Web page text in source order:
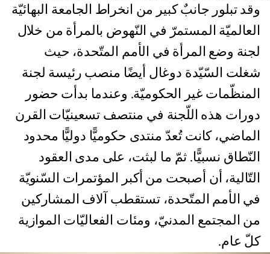
وقد تبلور جانبٌ كبير من انخراط الجامعة البهائيّة
العالميّة المستمرّ في النّهوض بالمرأة من خلال
لجنة وضع المرأة في الأمم المتّحدة، حيث
شغلت السّيّدة دوغال أيضًا منصب رئيسة لجنة
المنظّمات غير الحكوميّة. وعندما بدأت حضور
دورات هذه اللّجنة في منتصف تسعينيّات القرن
الماضي، كانت تُعدّ منتدى حكوميًّا دوليًّا محدود
النّطاق نسبيًّا. ثمّ ما لبثت، على مدى العقود
التّالية، أن أصبحت من أكبر المؤتمرات السّنويّة
في الأمم المتّحدة، تستقطب آلاف المشاركين
من المجتمع المدنيّ، ومئات الفعاليّات الموازية
كلّ عام.